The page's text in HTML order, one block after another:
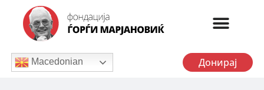
Macedonian Донирај